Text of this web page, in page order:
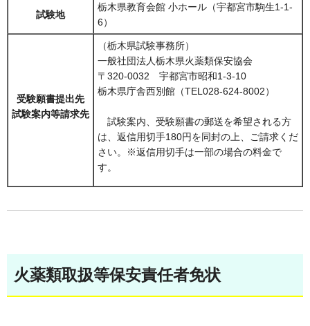
試験地
栃木県教育会館 小ホール（宇都宮市駒生1-1-
6）
受験願書提出先
試験案内等請求先
（栃木県試験事務所）
一般社団法人栃木県火薬類保安協会
〒320-0032 宇都宮市昭和1-3-10
栃木県庁舎西別館（TEL028-624-8002）
試験案内、受験願書の郵送を希望される方
は、返信用切手180円を同封の上、ご請求くだ
さい。※返信用切手は一部の場合の料金で
す。
火薬類取扱等保安責任者免状